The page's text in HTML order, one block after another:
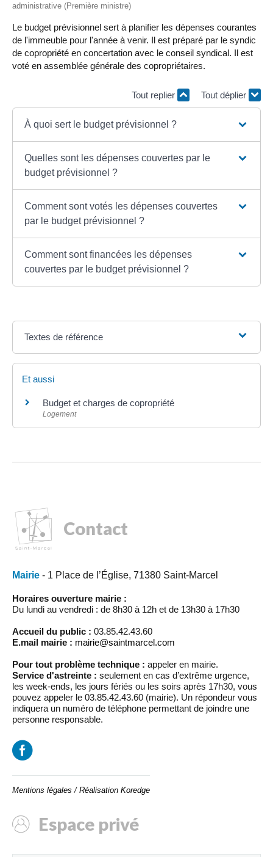
administrative (Première ministre)
Le budget prévisionnel sert à planifier les dépenses courantes
de l'immeuble pour l'année à venir. Il est préparé par le syndic
de copropriété en concertation avec le conseil syndical. Il est
voté en assemblée générale des copropriétaires.
Tout replier Tout déplier
À quoi sert le budget prévisionnel ?
Quelles sont les dépenses couvertes par le
budget prévisionnel ?
Comment sont votés les dépenses couvertes
par le budget prévisionnel ?
Comment sont financées les dépenses
couvertes par le budget prévisionnel ?
Textes de référence
Et aussi
Budget et charges de copropriété
Logement
Contact
Mairie - 1 Place de l’Église, 71380 Saint-Marcel
Horaires ouverture mairie :
Du lundi au vendredi : de 8h30 à 12h et de 13h30 à 17h30
Accueil du public : 03.85.42.43.60
E.mail mairie : mairie@saintmarcel.com
Pour tout problème technique : appeler en mairie.
Service d'astreinte : seulement en cas d’extrême urgence,
les week-ends, les jours fériés ou les soirs après 17h30, vous
pouvez appeler le 03.85.42.43.60 (mairie). Un répondeur vous
indiquera un numéro de téléphone permettant de joindre une
personne responsable.
Mentions légales / Réalisation Koredge
Espace privé